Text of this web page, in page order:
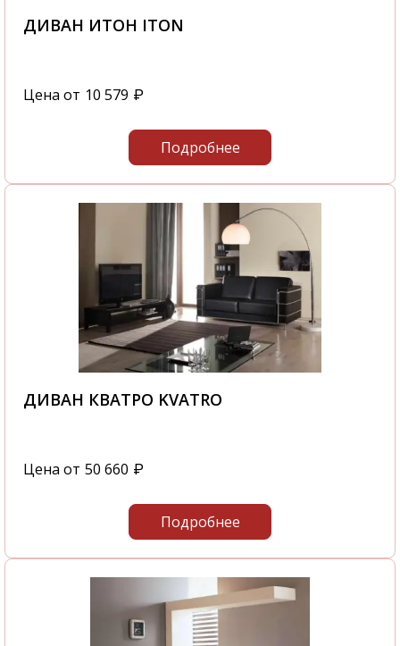
ДИВАН ИТОН ITON
Цена от 10 579 ₽
Подробнее
ДИВАН КВАТРО KVATRO
Цена от 50 660 ₽
Подробнее